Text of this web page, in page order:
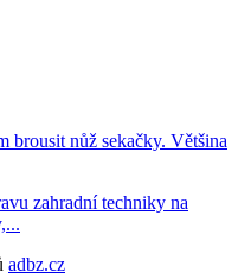
brousit nůž sekačky. Většina
zahradní techniky na
adbz.cz